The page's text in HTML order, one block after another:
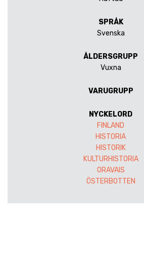
SPRÅK
Svenska
ÅLDERSGRUPP
Vuxna
VARUGRUPP
NYCKELORD
FINLAND
HISTORIA
HISTORIK
KULTURHISTORIA
ORAVAIS
ÖSTERBOTTEN